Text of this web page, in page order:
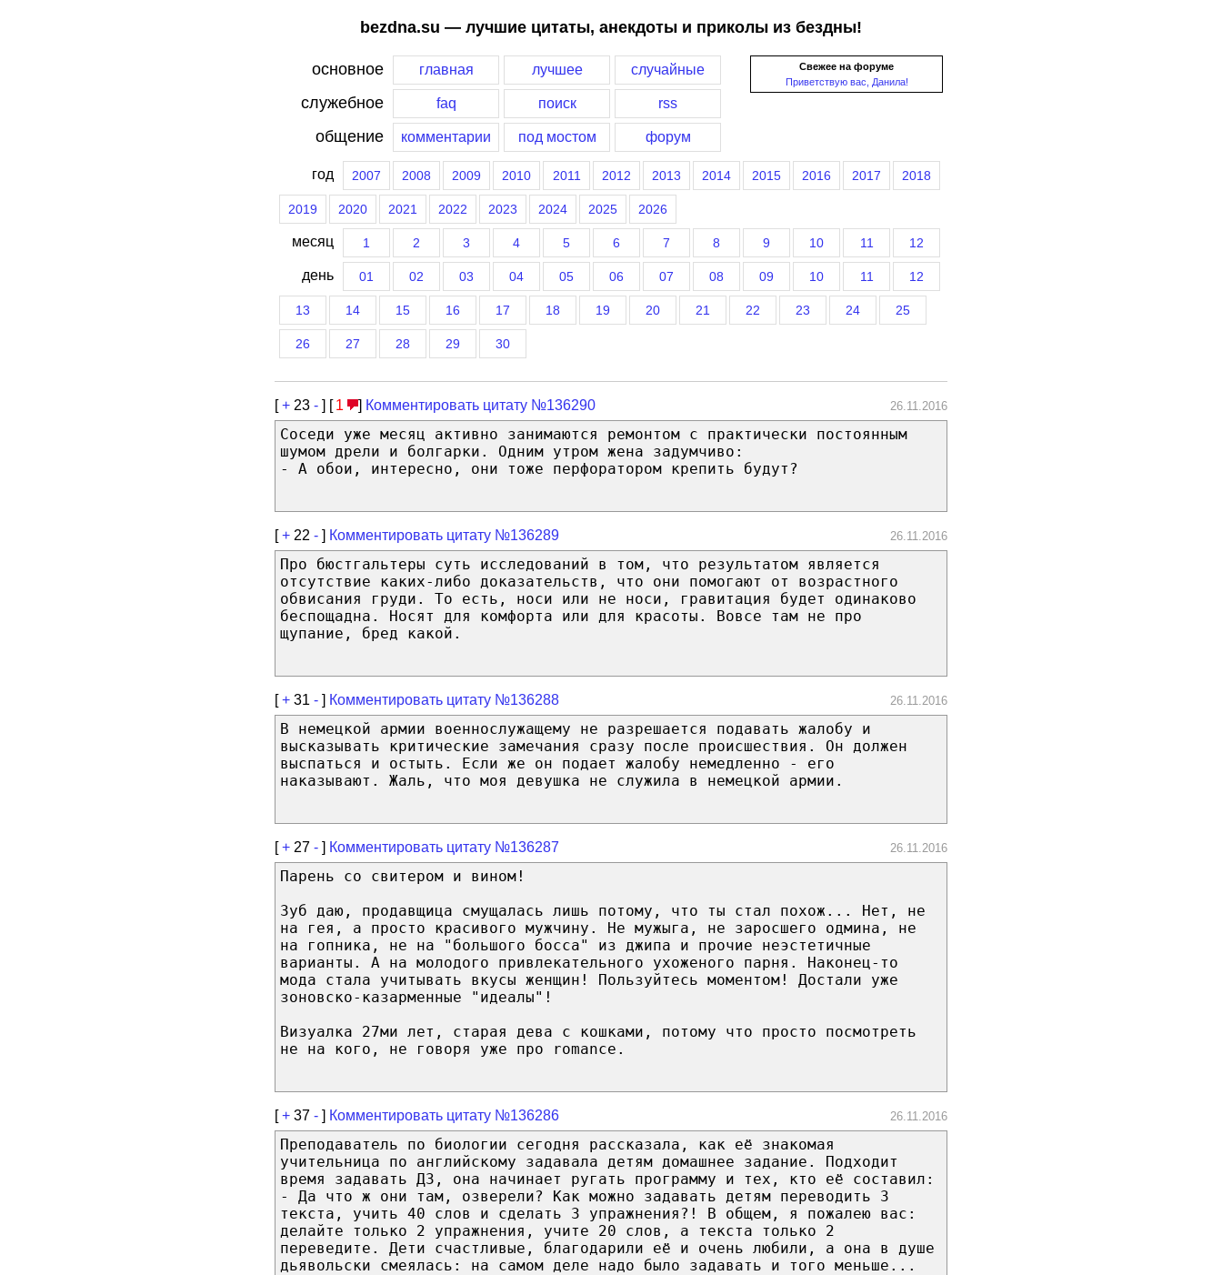
bezdna.su — лучшие цитаты, анекдоты и приколы из бездны!
Свежее на форуме
Приветствую вас, Данила!
основное главная лучшее случайные
служебное faq поиск rss
общение комментарии под мостом форум
год 2007 2008 2009 2010 2011 2012 2013 2014 2015 2016 2017 2018
2019 2020 2021 2022 2023 2024 2025 2026
месяц 1 2 3 4 5 6 7 8 9 10 11 12
день 01 02 03 04 05 06 07 08 09 10 11 12
13 14 15 16 17 18 19 20 21 22 23 24 25
26 27 28 29 30
[+ 23 - ] [ 1 ] Комментировать цитату №136290 26.11.2016
Соседи уже месяц активно занимаются ремонтом с практически постоянным
шумом дрели и болгарки. Одним утром жена задумчиво:
- А обои, интересно, они тоже перфоратором крепить будут?
[+ 22 - ] Комментировать цитату №136289 26.11.2016
Про бюстгальтеры суть исследований в том, что результатом является
отсутствие каких-либо доказательств, что они помогают от возрастного
обвисания груди. То есть, носи или не носи, гравитация будет одинаково
беспощадна. Носят для комфорта или для красоты. Вовсе там не про
щупание, бред какой.
[+ 31 - ] Комментировать цитату №136288 26.11.2016
В немецкой армии военнослужащему не разрешается подавать жалобу и
высказывать критические замечания сразу после происшествия. Он должен
выспаться и остыть. Если же он подает жалобу немедленно - его
наказывают. Жаль, что моя девушка не служила в немецкой армии.
[+ 27 - ] Комментировать цитату №136287 26.11.2016
Парень со свитером и вином!
Зуб даю, продавщица смущалась лишь потому, что ты стал похож... Нет, не
на гея, а просто красивого мужчину. Не мужыга, не заросшего одмина, не
на гопника, не на "большого босса" из джипа и прочие неэстетичные
варианты. А на молодого привлекательного ухоженого парня. Наконец-то
мода стала учитывать вкусы женщин! Пользуйтесь моментом! Достали уже
зоновско-казарменные "идеалы"!
Визуалка 27ми лет, старая дева с кошками, потому что просто посмотреть
не на кого, не говоря уже про romance.
[+ 37 - ] Комментировать цитату №136286 26.11.2016
Преподаватель по биологии сегодня рассказала, как её знакомая
учительница по английскому задавала детям домашнее задание. Подходит
время задавать ДЗ, она начинает ругать программу и тех, кто её составил:
- Да что ж они там, озверели? Как можно задавать детям переводить 3
текста, учить 40 слов и сделать 3 упражнения?! В общем, я пожалею вас:
делайте только 2 упражнения, учите 20 слов, а текста только 2
переведите. Дети счастливые, благодарили её и очень любили, а она в душе
дьявольски смеялась: на самом деле надо было задавать и того меньше...